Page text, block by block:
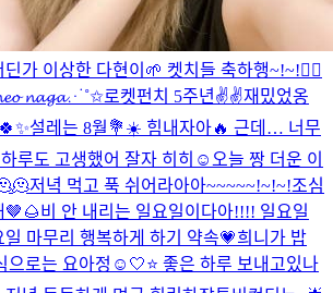
가 이상한 다현이🌱 켓치들 축하행~!~!❤️‍🔥
𝓷𝓪𝓰𝓪⋰˚✩로켓펀치 5주년✌️✌️재밌었옹
설레는 8월💐☀️ 힘내자아🔥 근데… 너무
루도 고생했어 잘자 히히☺ 오늘 짱 더운 이
저녁 먹고 푹 쉬어라아아~~~~~!~!~!조심
🤎🌰비 안 내리는 일요일이다아!!!! 일요일
일 마무리 행복하게 하기 약속💗희니가 밥
으로는 요아정☺️ 🤍⭐️ 좋은 하루 보내고있나